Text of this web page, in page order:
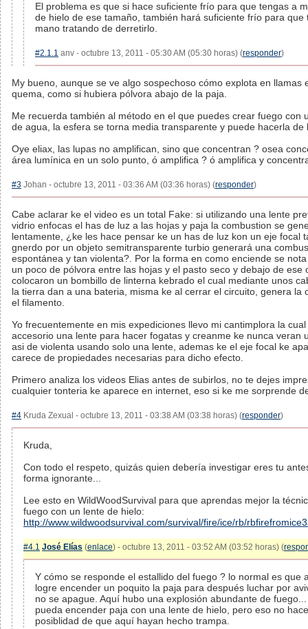
El problema es que si hace suficiente frío para que tengas a
de hielo de ese tamaño, también hará suficiente frío para que
mano tratando de derretirlo.
#2.1.1 anv - octubre 13, 2011 - 05:30 AM (05:30 horas) (responder)
My bueno, aunque se ve algo sospechoso cómo explota en llamas
quema, como si hubiera pólvora abajo de la paja.
Me recuerda también al método en el que puedes crear fuego con
de agua, la esfera se torna media transparente y puede hacerla de
Oye eliax, las lupas no amplifican, sino que concentran ? osea
área lumínica en un solo punto, ó amplifica ? ó amplifica y
#3 Johan - octubre 13, 2011 - 03:36 AM (03:36 horas) (responder)
Cabe aclarar ke el video es un total Fake: si utilizando una lente
vidrio enfocas el has de luz a las hojas y paja la combustion se
lentamente, ¿ke les hace pensar ke un has de luz kon un eje focal
gnerdo por un objeto semitransparente turbio generará una
espontánea y tan violenta?. Por la forma en como enciende se
un poco de pólvora entre las hojas y el pasto seco y debajo de ese
colocaron un bombillo de linterna kebrado el cual mediante unos
la tierra dan a una bateria, misma ke al cerrar el circuito, genera la
el filamento.
Yo frecuentemente en mis expediciones llevo mi cantimplora la
accesorio una lente para hacer fogatas y creanme ke nunca veran
asi de violenta usando solo una lente, ademas ke el eje focal ke
carece de propiedades necesarias para dicho efecto.
Primero analiza los videos Elias antes de subirlos, no te dejes
cualquier tonteria ke aparece en internet, eso si ke me sorprende
#4 Kruda Zexual - octubre 13, 2011 - 03:38 AM (03:38 horas) (responder)
Kruda,
Con todo el respeto, quizás quien debería investigar eres tu
forma ignorante...
Lee esto en WildWoodSurvival para que aprendas mejor la
fuego con un lente de hielo:
http://www.wildwoodsurvival.com/survival/fire/ice/rb/
#4.1 José Elías (enlace) - octubre 13, 2011 - 03:52 AM (03:52 horas) (
Y cómo se responde el estallido del fuego ? lo normal es que
logre encender un poquito la paja para después luchar por
no se apague. Aquí hubo una explosión abundante de
pueda encender paja con una lente de hielo, pero eso no
posiblidad de que aquí hayan hecho trampa.